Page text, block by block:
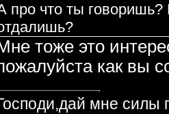
про что ты говоришь?
тоже это
как вы
мне силы